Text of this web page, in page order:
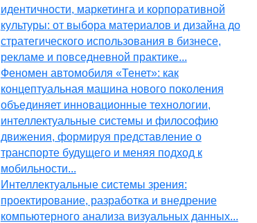
идентичности, маркетинга и корпоративной
культуры: от выбора материалов и дизайна до
стратегического использования в бизнесе,
рекламе и повседневной практике...
Феномен автомобиля «Тенет»: как
концептуальная машина нового поколения
объединяет инновационные технологии,
интеллектуальные системы и философию
движения, формируя представление о
транспорте будущего и меняя подход к
мобильности...
Интеллектуальные системы зрения:
проектирование, разработка и внедрение
компьютерного анализа визуальных данных...